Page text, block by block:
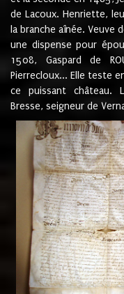
de Lacoux. Henriette,
la branche aînée. Veuve
une dispense pour
1508, Gaspard de
Pierrecloux... Elle teste
ce puissant château.
Bresse, seigneur de